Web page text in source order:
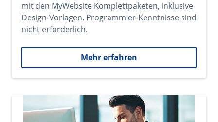
mit den MyWebsite Komplettpaketen, inklusive
Design-Vorlagen. Programmier-Kenntnisse sind
nicht erforderlich.
Mehr erfahren